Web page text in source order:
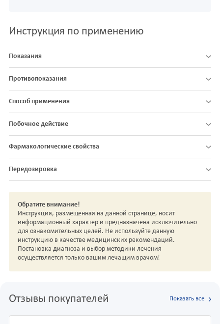
Инструкция по применению
Показания
Противопоказания
Способ применения
Побочное действие
Фармакологические свойства
Передозировка
Обратите внимание!
Инструкция, размещенная на данной странице, носит
информационный характер и предназначена исключительно
для ознакомительных целей. Не используйте данную
инструкцию в качестве медицинских рекомендаций.
Постановка диагноза и выбор методики лечения
осуществляется только вашим лечащим врачом!
Отзывы покупателей Показать все